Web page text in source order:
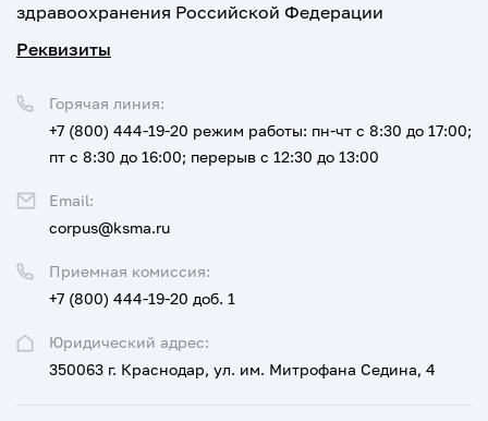
здравоохранения Российской Федерации
Реквизиты
Юридический адрес:
350063 г. Краснодар, ул. им. Митрофана Седина, 4
Приемная комиссия:
+7 (800) 444-19-20 доб. 1
Горячая линия:
+7 (800) 444-19-20 режим работы: пн-чт с 8:30 до 17:00;
пт с 8:30 до 16:00; перерыв с 12:30 до 13:00
Email:
corpus@ksma.ru